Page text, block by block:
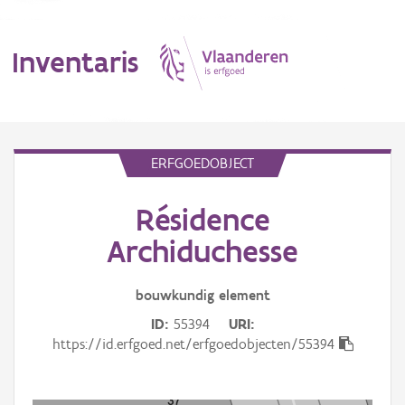
Inventaris
Aanduidingsobject
ERFGOEDOBJECT
Résidence
Archiduchesse
bouwkundig element
ID 55394
URI
https://id.erfgoed.net/erfgoedobjecten/55394